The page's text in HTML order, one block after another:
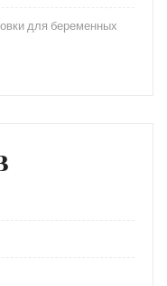
для беременных